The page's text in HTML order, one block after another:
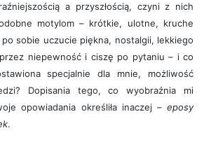
a przyszłością, czyni z nich
motylom – krótkie, ulotne, kruche
sobie uczucie piękna, nostalgii, lekkiego
niepewność i ciszę po pytaniu – i co
specjalnie dla mnie, możliwość
Dopisania tego, co wyobraźnia mi
opowiadania określiła inaczej – eposy
.